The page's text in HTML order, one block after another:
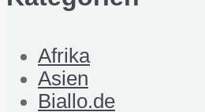
Afrika
Asien
Biallo.de